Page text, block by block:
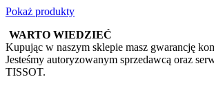
Pokaż produkty
WARTO WIEDZIEĆ
Kupując w naszym sklepie masz gwarancję
Jesteśmy autoryzowanym sprzedawcą oraz
TISSOT.